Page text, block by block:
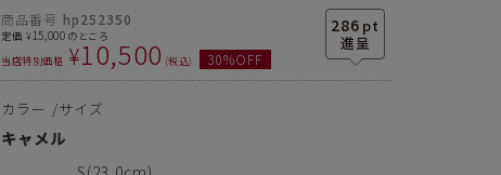
286 pt
商品番号 hp252350
定価 ¥15,000 のところ
当店特別価格 ¥10,500 税込 30%OFF
カラー サイズ
キャメル
幅
8.8cm 9.2cm
9.5cm
ソール
3.5cm 3.5cm 3.5cm 3.5cm 3.5cm